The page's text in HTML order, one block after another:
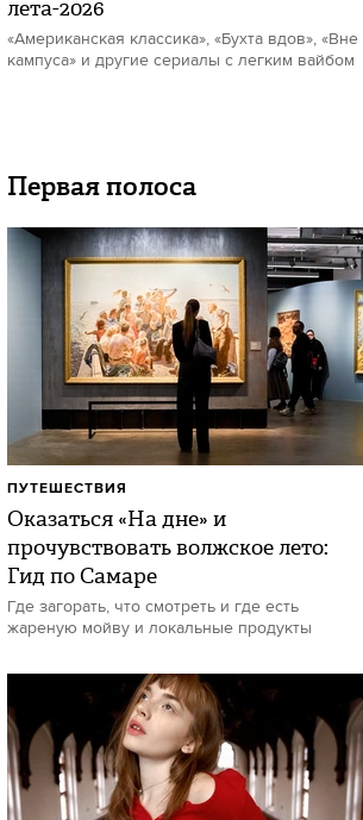
лета-2026
«Американская классика», «Бухта вдов», «Вне
кампуса» и другие сериалы с легким вайбом
Первая полоса
Оказаться «На дне» и
прочувствовать волжское лето:
Гид по Самаре
Где загорать, что смотреть и где есть
жареную мойву и локальные продукты
ПУТЕШЕСТВИЯ